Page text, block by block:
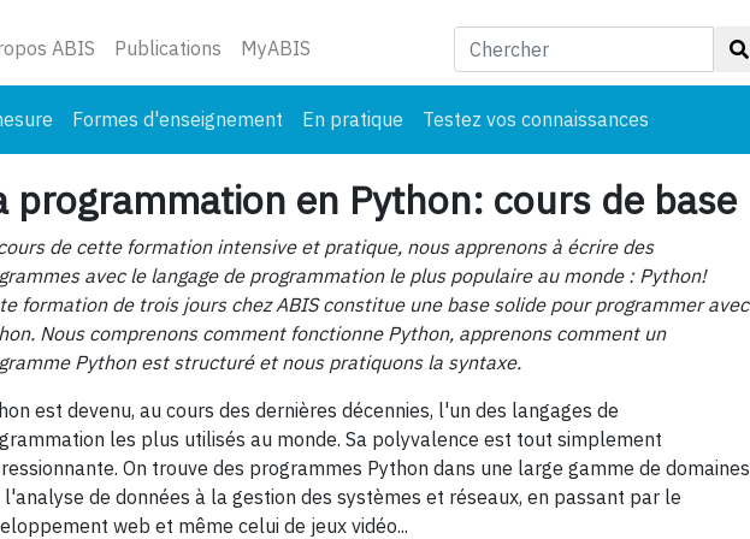
ABIS Publications MyABIS
Formes d'enseignement En pratique Testez vos connaissances
programmation en Python: cours de base
de cette formation intensive et pratique, nous apprenons à écrire des
avec le langage de programmation le plus populaire au monde : Python!
formation de trois jours chez ABIS constitue une base solide pour programmer avec
Nous comprenons comment fonctionne Python, apprenons comment un
Python est structuré et nous pratiquons la syntaxe.
est devenu, au cours des dernières décennies, l'un des langages de
les plus utilisés au monde. Sa polyvalence est tout simplement
On trouve des programmes Python dans une large gamme de domaines
l'analyse de données à la gestion des systèmes et réseaux, en passant par le
web et même celui de jeux vidéo...